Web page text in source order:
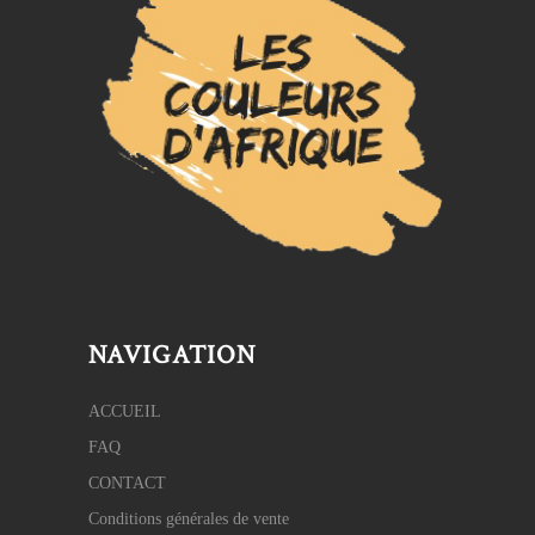
NAVIGATION
ACCUEIL
FAQ
CONTACT
Conditions générales de vente